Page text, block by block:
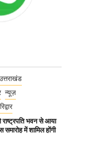
न्यूज़
राष्ट्रपति भवन से आया
में शामिल होंगी